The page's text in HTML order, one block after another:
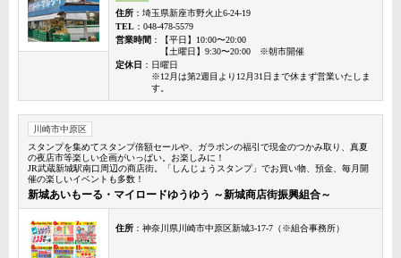
住所 ：埼玉県新座市野火止6-24-19
TEL ：048-478-5579
営業時間 ：【平日】10:00〜20:00
【土曜日】9:30〜20:00 ※朝市開催
定休日 ：日曜日
※12月は第2週目より12月31日まで休まず営業いたしま
す。
川崎市中原区
スタンプを集めてスタンプ倍額セールや、ガラポンの福引で現金のつかみ取り、真夏
の夜店市等楽しい企画がいっぱい。お楽しみに！
JR武蔵新城駅南口周辺の商店街。「しんじょうスタンプ」でお買い物、預金、毎月開
催の楽しいイベントも多数！
新城あいもーる・マイロードゆうゆう ～新城商店街振興組合～
住所 ：神奈川県川崎市中原区新城3-17-7（※組合事務所）